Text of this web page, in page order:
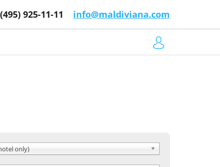
925-11-11 info@maldiviana.com
only)